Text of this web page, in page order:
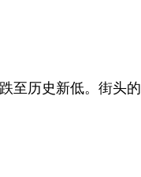
至历史新低。街头的